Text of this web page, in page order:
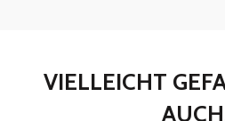
VIELLEICHT